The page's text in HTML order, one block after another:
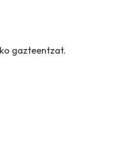
gazteentzat.